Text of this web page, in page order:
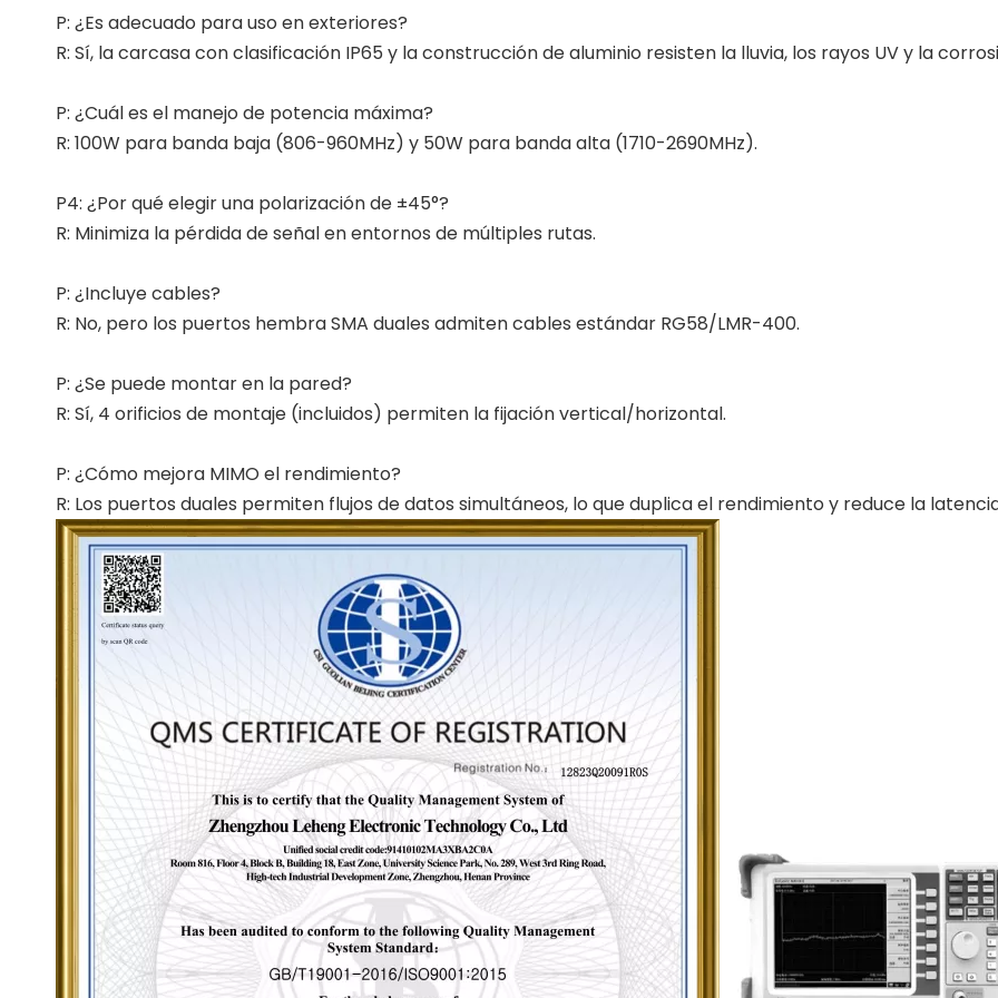
P: ¿Es adecuado para uso en exteriores?
R: Sí, la carcasa con clasificación IP65 y la construcción de aluminio resisten la lluvia, los rayos UV y la
P: ¿Cuál es el manejo de potencia máxima?
R: 100W para banda baja (806-960MHz) y 50W para banda alta (1710-2690MHz).
P4: ¿Por qué elegir una polarización de ±45°?
R: Minimiza la pérdida de señal en entornos de múltiples rutas.
P: ¿Incluye cables?
R: No, pero los puertos hembra SMA duales admiten cables estándar RG58/LMR-400.
P: ¿Se puede montar en la pared?
R: Sí, 4 orificios de montaje (incluidos) permiten la fijación vertical/horizontal.
P: ¿Cómo mejora MIMO el rendimiento?
R: Los puertos duales permiten flujos de datos simultáneos, lo que duplica el rendimiento y reduce la